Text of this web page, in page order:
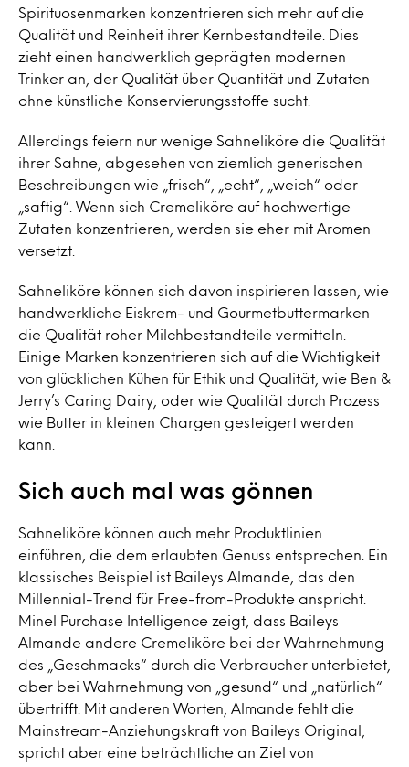
Spirituosenmarken konzentrieren sich mehr auf die
Qualität und Reinheit ihrer Kernbestandteile. Dies
zieht einen handwerklich geprägten modernen
Trinker an, der Qualität über Quantität und Zutaten
ohne künstliche Konservierungsstoffe sucht.
Allerdings feiern nur wenige Sahneliköre die Qualität
ihrer Sahne, abgesehen von ziemlich generischen
Beschreibungen wie „frisch“, „echt“, „weich“ oder
„saftig“. Wenn sich Cremeliköre auf hochwertige
Zutaten konzentrieren, werden sie eher mit Aromen
versetzt.
Sahneliköre können sich davon inspirieren lassen, wie
handwerkliche Eiskrem- und Gourmetbuttermarken
die Qualität roher Milchbestandteile vermitteln.
Einige Marken konzentrieren sich auf die Wichtigkeit
von glücklichen Kühen für Ethik und Qualität, wie Ben &
Jerry’s Caring Dairy, oder wie Qualität durch Prozess
wie Butter in kleinen Chargen gesteigert werden
kann.
Sich auch mal was gönnen
Sahneliköre können auch mehr Produktlinien
einführen, die dem erlaubten Genuss entsprechen. Ein
klassisches Beispiel ist Baileys Almande, das den
Millennial-Trend für Free-from-Produkte anspricht.
Minel Purchase Intelligence zeigt, dass Baileys
Almande andere Cremeliköre bei der Wahrnehmung
des „Geschmacks“ durch die Verbraucher unterbietet,
aber bei Wahrnehmung von „gesund“ und „natürlich“
übertrifft. Mit anderen Worten, Almande fehlt die
Mainstream-Anziehungskraft von Baileys Original,
spricht aber eine beträchtliche an Ziel von